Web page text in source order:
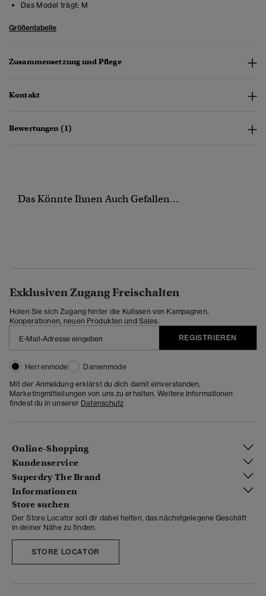
Das Model trägt: M
Größentabelle
Zusammensetzung und Pflege
Kontakt
Bewertungen (1)
Das Könnte Ihnen Auch Gefallen...
Exklusiven Zugang Freischalten
Holen Sie sich Zugang hinter die Kulissen von Kampagnen,
Kooperationen, neuen Produkten und Sales.
REGISTRIEREN
Herrenmode
Damenmode
Mit der Anmeldung erklärst du dich damit einverstanden,
Marketingmitteilungen von uns zu erhalten. Weitere Informationen
findest du in unserer Datenschutz
Online-Shopping
Kundenservice
Superdry The Brand
Informationen
Store suchen
Der Store Locator soll dir dabei helfen, das nächstgelegene Geschäft
in deiner Nähe zu finden.
STORE LOCATOR